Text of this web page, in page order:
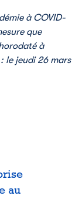
à COVID-
que
à
le jeudi 26 mars
au